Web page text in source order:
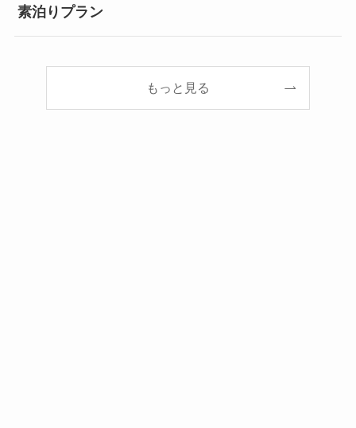
素泊りプラン
もっと見る